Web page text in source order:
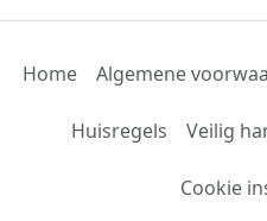
Home Algemene
Huisregels Veilig
Cookie